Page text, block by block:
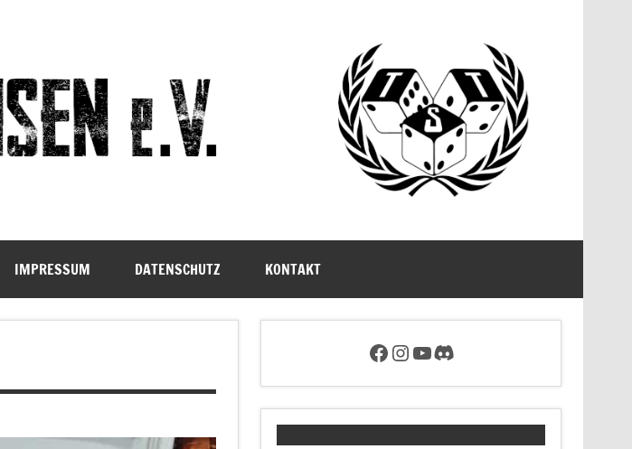
IMPRESSUM DATENSCHUTZ KONTAKT
Facebookseite des Tabletop Sachsen e.V.Link zum Instagram Account von Tabletop Sachsen
Link zum YouTube-Account von Tabletop Sachsen
Discord